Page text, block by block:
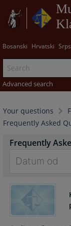
Bosanski Hrvatski
Advanced search
Your questions
Frequently Asked
Frequently
forward
interact